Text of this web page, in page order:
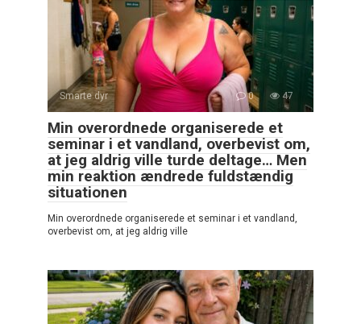
Smarte dyr 0 47
Min overordnede organiserede et
seminar i et vandland, overbevist om,
at jeg aldrig ville turde deltage… Men
min reaktion ændrede fuldstændig
situationen
Min overordnede organiserede et seminar i et vandland,
overbevist om, at jeg aldrig ville